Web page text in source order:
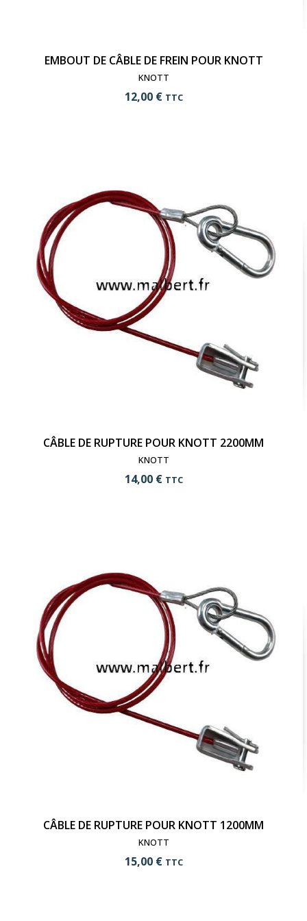
visibility Voir le produit
EMBOUT DE CÂBLE DE FREIN POUR KNOTT
KNOTT
12,00 € TTC
visibility Voir le produit
CÂBLE DE RUPTURE POUR KNOTT 2200MM
KNOTT
14,00 € TTC
CÂBLE DE RUPTURE POUR KNOTT 1200MM
KNOTT
15,00 € TTC